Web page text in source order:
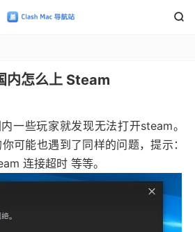

内怎么上 Steam
一些玩家就发现无法打开steam。
可能也遇到了同样的问题，提示：
连接超时 等等。